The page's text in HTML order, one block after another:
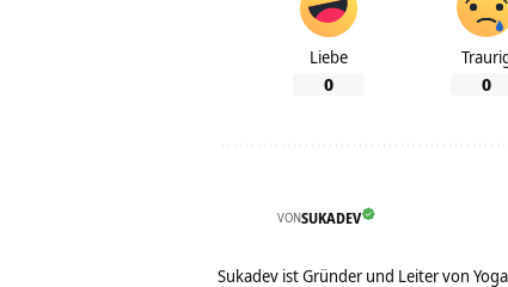
Liebe
0 0
VONSUKADEV
Sukadev ist Gründer und Leiter von